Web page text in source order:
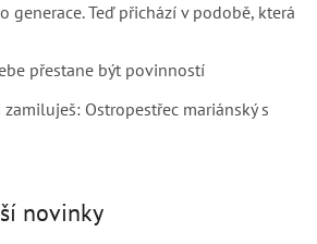
generace. Teď přichází v podobě, která
přestane být povinností
Ostropestřec mariánský s
novinky